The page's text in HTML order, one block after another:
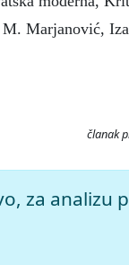
Marjanović,
članak
za analizu